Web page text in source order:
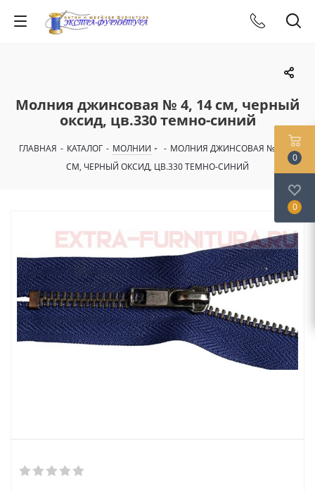
Молния джинсовая № 4, 14 см, черный
оксид, цв.330 темно-синий
ГЛАВНАЯ - КАТАЛОГ - МОЛНИИ - МОЛНИЯ ДЖИНСОВАЯ № 4, 14
СМ, ЧЕРНЫЙ ОКСИД, ЦВ.330 ТЕМНО-СИНИЙ
0
0